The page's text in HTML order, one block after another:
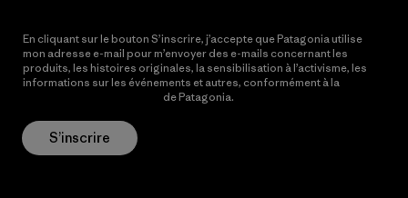
En cliquant sur le bouton S’inscrire, j’accepte que Patagonia utilise
mon adresse e-mail pour m’envoyer des e-mails concernant les
produits, les histoires originales, la sensibilisation à l’activisme, les
informations sur les événements et autres, conformément à la
de Patagonia.
S’inscrire